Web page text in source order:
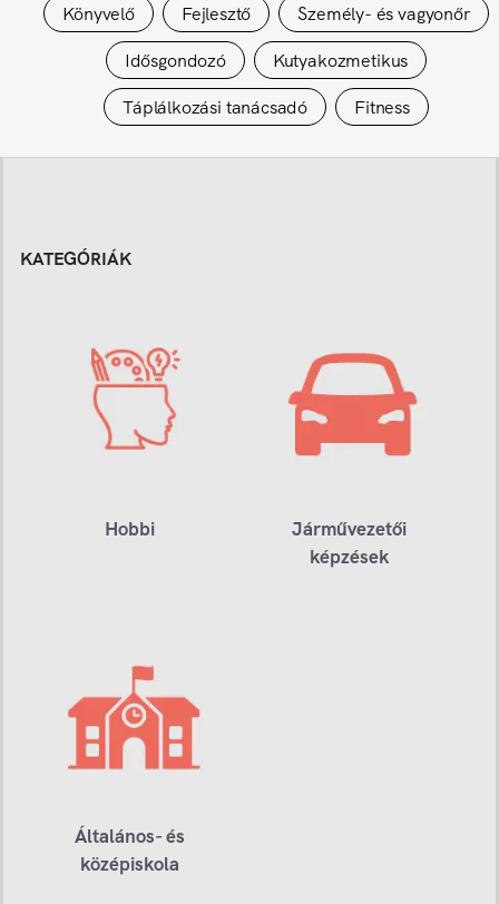
Könyvelő
Fejlesztő
Személy- és vagyonőr
Idősgondozó
Kutyakozmetikus
Táplálkozási tanácsadó
Fitness
KATEGÓRIÁK
Hobbi
Járművezetői
képzések
Általános- és
középiskola